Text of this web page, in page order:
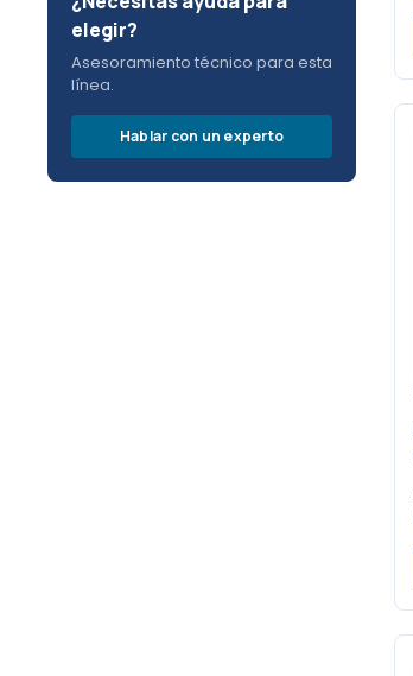
elegir?
Asesoramiento técnico para esta
línea.
Hablar con un experto